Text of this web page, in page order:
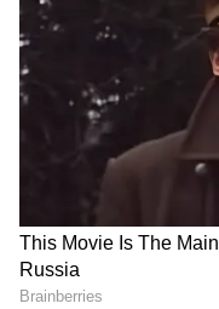
విషాదం తర్వాత ఆర్థిక
మరణించిన
తీవ్ర ఇబ్బందుల్లో
ఇద్దరు చిన్న
అతనొక్కడే అని
కుటుంబానికి కోటి